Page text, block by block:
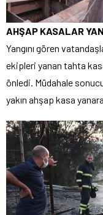
AHŞAP KASALAR
Yangını gören
ekipleri yanan tahta
önledi. Müdahale
yakın ahşap kasa